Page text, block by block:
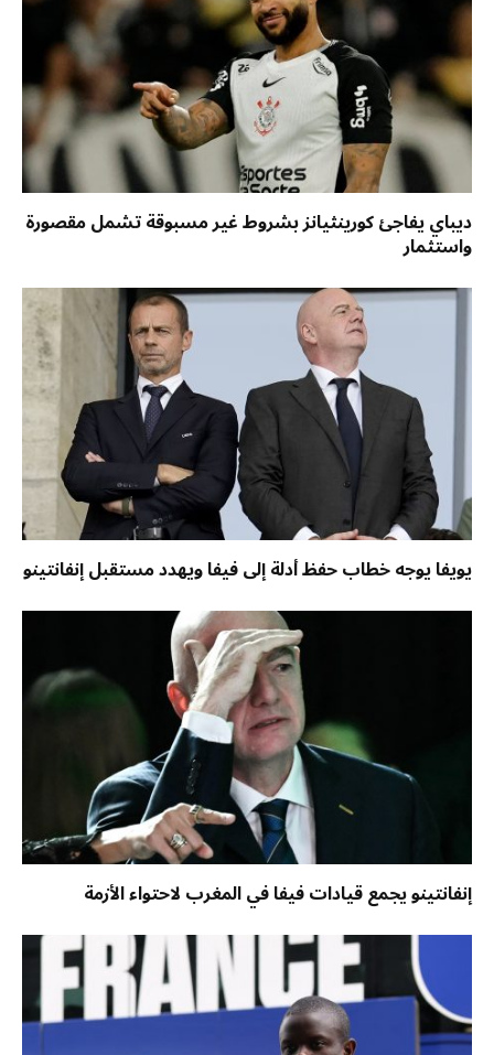
ديباي يفاجئ كورينثيانز بشروط غير مسبوقة تشمل مقصورة
واستثمار
يويفا يوجه خطاب حفظ أدلة إلى فيفا ويهدد مستقبل إنفانتينو
إنفانتينو يجمع قيادات فيفا في المغرب لاحتواء الأزمة